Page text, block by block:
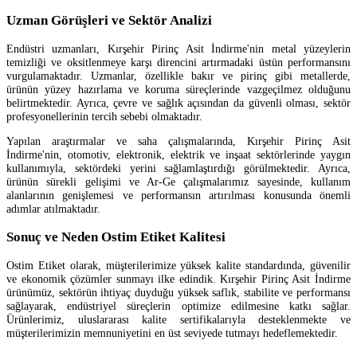
Uzman Görüşleri ve Sektör Analizi
Endüstri uzmanları, Kırşehir Pirinç Asit İndirme'nin metal yüzeylerin
temizliği ve oksitlenmeye karşı direncini artırmadaki üstün performansını
vurgulamaktadır. Uzmanlar, özellikle bakır ve pirinç gibi metallerde,
ürünün yüzey hazırlama ve koruma süreçlerinde vazgeçilmez olduğunu
belirtmektedir. Ayrıca, çevre ve sağlık açısından da güvenli olması, sektör
profesyonellerinin tercih sebebi olmaktadır.
Yapılan araştırmalar ve saha çalışmalarında, Kırşehir Pirinç Asit
İndirme'nin, otomotiv, elektronik, elektrik ve inşaat sektörlerinde yaygın
kullanımıyla, sektördeki yerini sağlamlaştırdığı görülmektedir. Ayrıca,
ürünün sürekli gelişimi ve Ar-Ge çalışmalarımız sayesinde, kullanım
alanlarının genişlemesi ve performansın artırılması konusunda önemli
adımlar atılmaktadır.
Sonuç ve Neden Ostim Etiket Kalitesi
Ostim Etiket olarak, müşterilerimize yüksek kalite standardında, güvenilir
ve ekonomik çözümler sunmayı ilke edindik. Kırşehir Pirinç Asit İndirme
ürünümüz, sektörün ihtiyaç duyduğu yüksek saflık, stabilite ve performansı
sağlayarak, endüstriyel süreçlerin optimize edilmesine katkı sağlar.
Ürünlerimiz, uluslararası kalite sertifikalarıyla desteklenmekte ve
müşterilerimizin memnuniyetini en üst seviyede tutmayı hedeflemektedir.